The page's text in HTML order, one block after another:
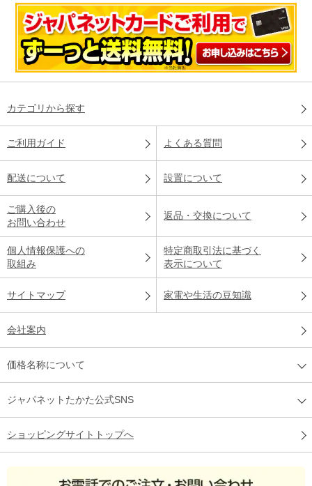
カテゴリから探す
ご利用ガイド よくある質問
配送について 設置について
ご購入後の
お問い合わせ
返品・交換について
個人情報保護への
取組み
特定商取引法に基づく
表示について
サイトマップ 家電や生活の豆知識
会社案内
価格名称について
ジャパネットたかた公式SNS
ショッピングサイトトップへ